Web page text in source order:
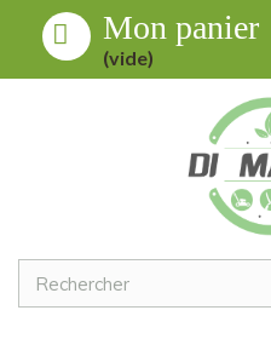
Mon panier
(vide)